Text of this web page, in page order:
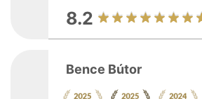
8.2
Bence Bútor